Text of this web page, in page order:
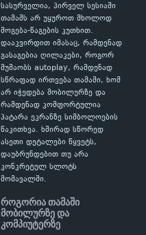
სასურველია, პირველ სესიაში
თამაშს არ უყუროთ მხოლოდ
მოგება-წაგების კუთხით.
დააკვირდით იმასაც, რამდენად
გასაგებია ღილაკები, როგორ
მუშაობს autoplay, რამდენად
სწრაფად ირთვება თამაში, ხომ
არ იჭედება მობილურზე და
რამდენად კომფორტულია
პატარა ეკრანზე სიმბოლოების
წაკითხვა. ხშირად სწორედ
ასეთი დეტალები წყვეტს,
დაუბრუნდებით თუ არა
კონკრეტულ სლოტს
მომავალში.
როგორია თამაში
მობილურზე და
კომპიუტერზე